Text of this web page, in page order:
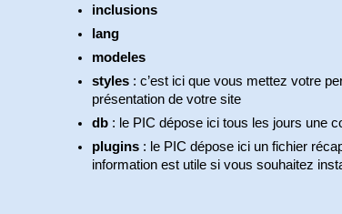
inclusions
lang
modeles
styles: c’est ici que vous mettez votre
présentation de votre site
db: le PIC dépose ici tous les jours une
plugins: le PIC dépose ici un fichier
information est utile si vous souhaitez